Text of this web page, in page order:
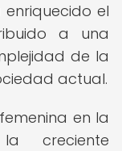
el
a una
de la
actual.
en la
creciente